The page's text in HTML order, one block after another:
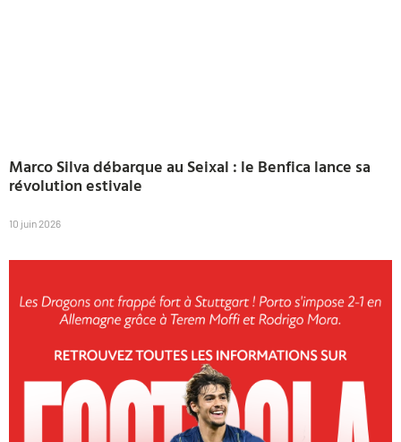
Marco Silva débarque au Seixal : le Benfica lance sa
révolution estivale
10 juin 2026